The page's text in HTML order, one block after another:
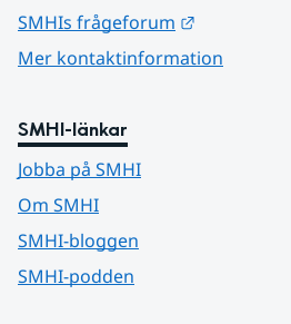
SMHIs frågeforum
Mer kontaktinformation
SMHI-länkar
Jobba på SMHI
Om SMHI
SMHI-bloggen
SMHI-podden